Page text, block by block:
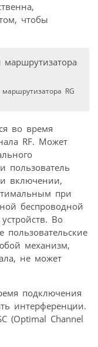
чтобы
RG
во время
RF. Может
пользователь
включении,
при
беспроводной
Во
механизм,
не может
подключения
интерференции.
(Optimal Channel